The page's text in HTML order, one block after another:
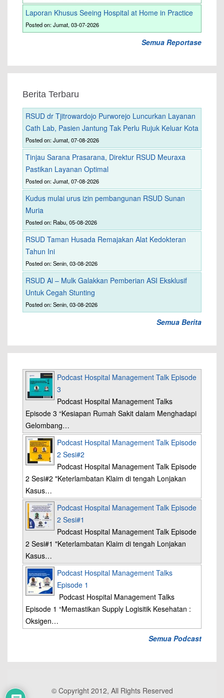
Laporan Khusus Seeing Hospital at Home in Practice
Posted on: Jumat, 03-07-2026
Semua Reportase
Berita Terbaru
RSUD dr Tjitrowardojo Purworejo Luncurkan Layanan
Cath Lab, Pasien Jantung Tak Perlu Rujuk Keluar Kota
Posted on: Jumat, 07-08-2026
Tinjau Sarana Prasarana, Direktur RSUD Meuraxa
Pastikan Layanan Optimal
Posted on: Jumat, 07-08-2026
Kudus mulai urus izin pembangunan RSUD Sunan
Muria
Posted on: Rabu, 05-08-2026
RSUD Taman Husada Remajakan Alat Kedokteran
Tahun Ini
Posted on: Senin, 03-08-2026
RSUD Al – Mulk Galakkan Pemberian ASI Eksklusif
Untuk Cegah Stunting
Posted on: Senin, 03-08-2026
Semua Berita
Podcast Hospital Management Talk Episode
3
Podcast Hospital Management Talks
Episode 3 “Kesiapan Rumah Sakit dalam Menghadapi
Gelombang…
Podcast Hospital Management Talk Episode
2 Sesi#2
Podcast Hospital Management Talk Episode
2 Sesi#2 "Keterlambatan Klaim di tengah Lonjakan
Kasus…
Podcast Hospital Management Talk Episode
2 Sesi#1
Podcast Hospital Management Talk Episode
2 Sesi#1 "Keterlambatan Klaim di tengah Lonjakan
Kasus…
Podcast Hospital Management Talks
Episode 1
Podcast Hospital Management Talks
Episode 1 “Memastikan Supply Logisitik Kesehatan :
Oksigen…
Semua Podcast
© Copyright 2012, All Rights Reserved